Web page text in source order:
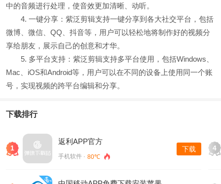
中的音频进行处理，使音效更加清晰、动听。
4. 一键分享：紫泛剪辑支持一键分享到各大社交平台，包括
微博、微信、QQ、抖音等，用户可以轻松地将制作好的视频分
享给朋友，展示自己的创意和才华。
5. 多平台支持：紫泛剪辑支持多平台使用，包括Windows、
Mac、iOS和Android等，用户可以在不同的设备上使用同一个账
号，实现视频的跨平台编辑和分享。
下载排行
1
返利APP官方
手机软件 · 80℃
下载 4